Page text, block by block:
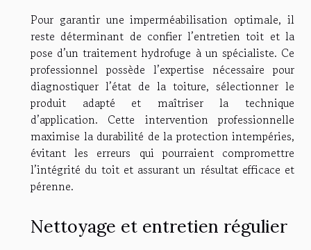
Pour garantir une imperméabilisation optimale, il
reste déterminant de confier l’entretien toit et la
pose d’un traitement hydrofuge à un spécialiste. Ce
professionnel possède l’expertise nécessaire pour
diagnostiquer l’état de la toiture, sélectionner le
produit adapté et maîtriser la technique
d’application. Cette intervention professionnelle
maximise la durabilité de la protection intempéries,
évitant les erreurs qui pourraient compromettre
l’intégrité du toit et assurant un résultat efficace et
pérenne.
Nettoyage et entretien régulier